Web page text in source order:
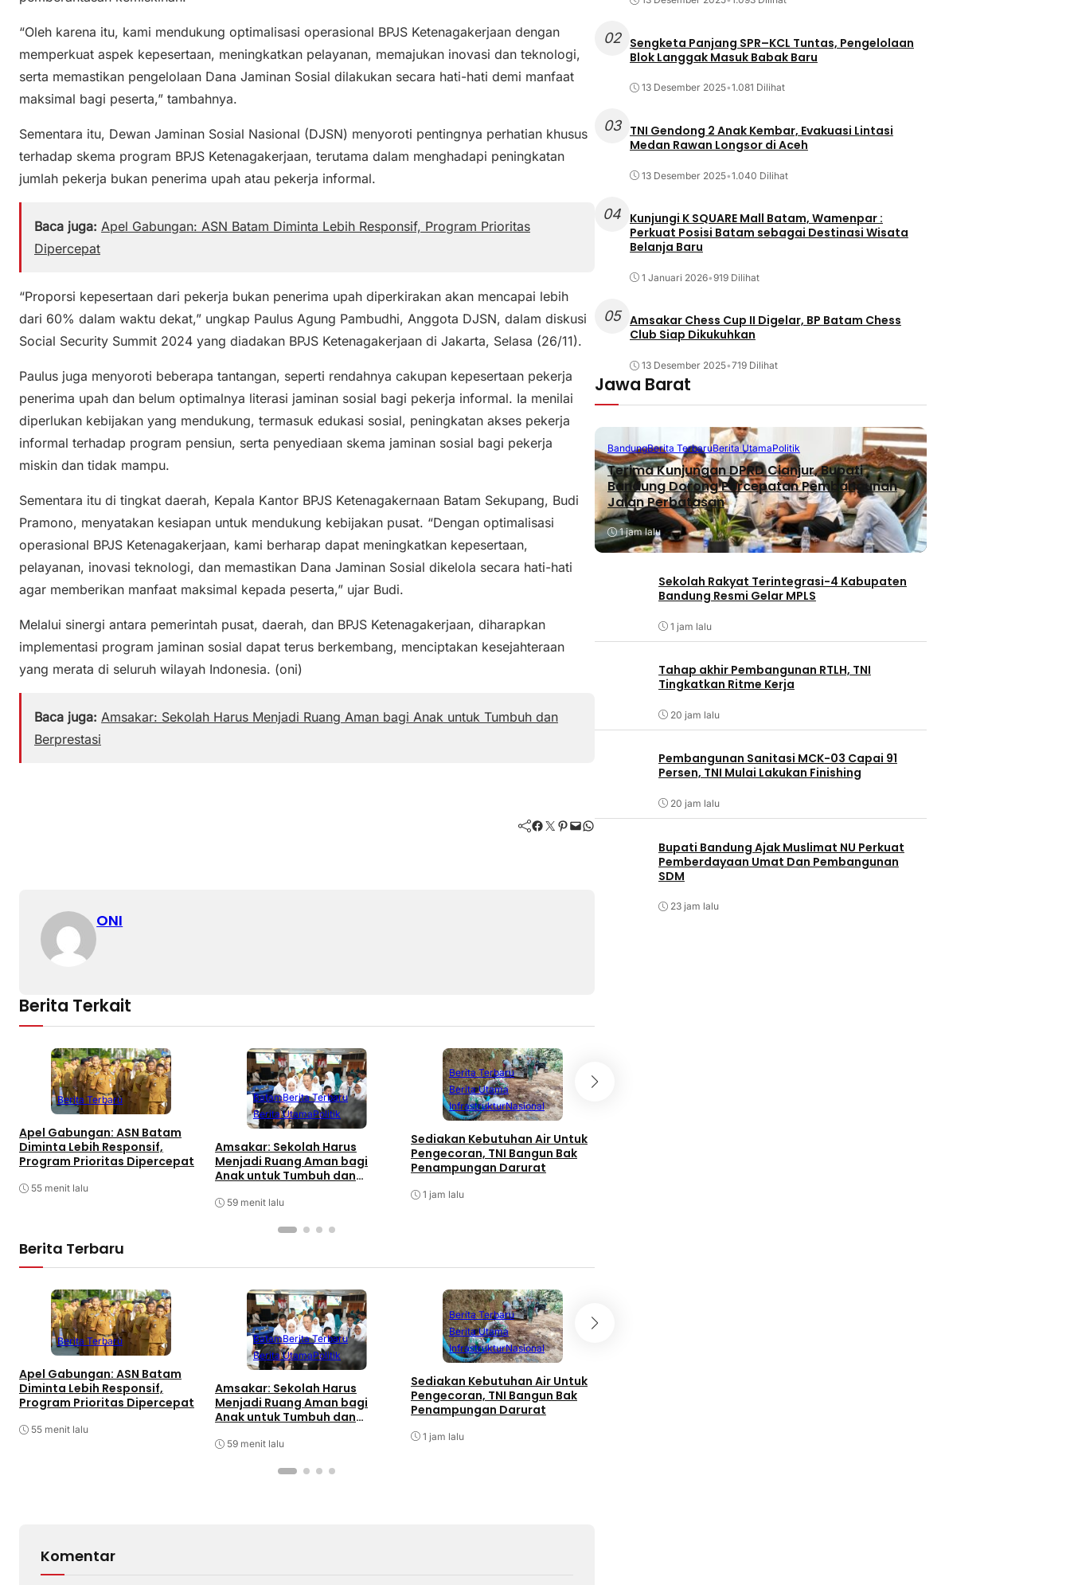
“Oleh karena itu, kami mendukung optimalisasi operasional BPJS Ketenagakerjaan dengan
memperkuat aspek kepesertaan, meningkatkan pelayanan, memajukan inovasi dan teknologi,
serta memastikan pengelolaan Dana Jaminan Sosial dilakukan secara hati-hati demi manfaat
maksimal bagi peserta,” tambahnya.
Sementara itu, Dewan Jaminan Sosial Nasional (DJSN) menyoroti pentingnya perhatian khusus
terhadap skema program BPJS Ketenagakerjaan, terutama dalam menghadapi peningkatan
jumlah pekerja bukan penerima upah atau pekerja informal.
Baca juga: Apel Gabungan: ASN Batam Diminta Lebih Responsif, Program Prioritas
Dipercepat
“Proporsi kepesertaan dari pekerja bukan penerima upah diperkirakan akan mencapai lebih
dari 60% dalam waktu dekat,” ungkap Paulus Agung Pambudhi, Anggota DJSN, dalam diskusi
Social Security Summit 2024 yang diadakan BPJS Ketenagakerjaan di Jakarta, Selasa (26/11).
Paulus juga menyoroti beberapa tantangan, seperti rendahnya cakupan kepesertaan pekerja
penerima upah dan belum optimalnya literasi jaminan sosial bagi pekerja informal. Ia menilai
diperlukan kebijakan yang mendukung, termasuk edukasi sosial, peningkatan akses pekerja
informal terhadap program pensiun, serta penyediaan skema jaminan sosial bagi pekerja
miskin dan tidak mampu.
Sementara itu di tingkat daerah, Kepala Kantor BPJS Ketenagakernaan Batam Sekupang, Budi
Pramono, menyatakan kesiapan untuk mendukung kebijakan pusat. “Dengan optimalisasi
operasional BPJS Ketenagakerjaan, kami berharap dapat meningkatkan kepesertaan,
pelayanan, inovasi teknologi, dan memastikan Dana Jaminan Sosial dikelola secara hati-hati
agar memberikan manfaat maksimal kepada peserta,” ujar Budi.
Melalui sinergi antara pemerintah pusat, daerah, dan BPJS Ketenagakerjaan, diharapkan
implementasi program jaminan sosial dapat terus berkembang, menciptakan kesejahteraan
yang merata di seluruh wilayah Indonesia. (oni)
Baca juga: Amsakar: Sekolah Harus Menjadi Ruang Aman bagi Anak untuk Tumbuh dan
Berprestasi
Facebook Twitter Pinterest Mail WhatsApp
ONI
Berita Terkait
Berita Terbaru
Apel Gabungan: ASN Batam
Diminta Lebih Responsif,
Program Prioritas Dipercepat
55 menit lalu
BatamBerita Terbaru
Berita UtamaPolitik
Amsakar: Sekolah Harus
Menjadi Ruang Aman bagi
Anak untuk Tumbuh dan
59 menit lalu
Berita Terbaru
Berita Utama
InfrastrukturNasional
Sediakan Kebutuhan Air Untuk
Pengecoran, TNI Bangun Bak
Penampungan Darurat
1 jam lalu
Berita Terbaru
Berita Terbaru
Apel Gabungan: ASN Batam
Diminta Lebih Responsif,
Program Prioritas Dipercepat
55 menit lalu
BatamBerita Terbaru
Berita UtamaPolitik
Amsakar: Sekolah Harus
Menjadi Ruang Aman bagi
Anak untuk Tumbuh dan
59 menit lalu
Berita Terbaru
Berita Utama
InfrastrukturNasional
Sediakan Kebutuhan Air Untuk
Pengecoran, TNI Bangun Bak
Penampungan Darurat
1 jam lalu
Komentar
02
Sengketa Panjang SPR–KCL Tuntas, Pengelolaan
Blok Langgak Masuk Babak Baru
13 Desember 2025•1.081 Dilihat
03
TNI Gendong 2 Anak Kembar, Evakuasi Lintasi
Medan Rawan Longsor di Aceh
13 Desember 2025•1.040 Dilihat
04 Kunjungi K SQUARE Mall Batam, Wamenpar :
Perkuat Posisi Batam sebagai Destinasi Wisata
Belanja Baru
1 Januari 2026•919 Dilihat
05 Amsakar Chess Cup II Digelar, BP Batam Chess
Club Siap Dikukuhkan
13 Desember 2025•719 Dilihat
Jawa Barat
BandungBerita TerbaruBerita UtamaPolitik
Terima Kunjungan DPRD Cianjur, Bupati
Bandung Dorong Percepatan Pembangunan
Jalan Perbatasan
1 jam lalu
Sekolah Rakyat Terintegrasi-4 Kabupaten
Bandung Resmi Gelar MPLS
1 jam lalu
Tahap akhir Pembangunan RTLH, TNI
Tingkatkan Ritme Kerja
20 jam lalu
Pembangunan Sanitasi MCK-03 Capai 91
Persen, TNI Mulai Lakukan Finishing
20 jam lalu
Bupati Bandung Ajak Muslimat NU Perkuat
Pemberdayaan Umat Dan Pembangunan
SDM
23 jam lalu